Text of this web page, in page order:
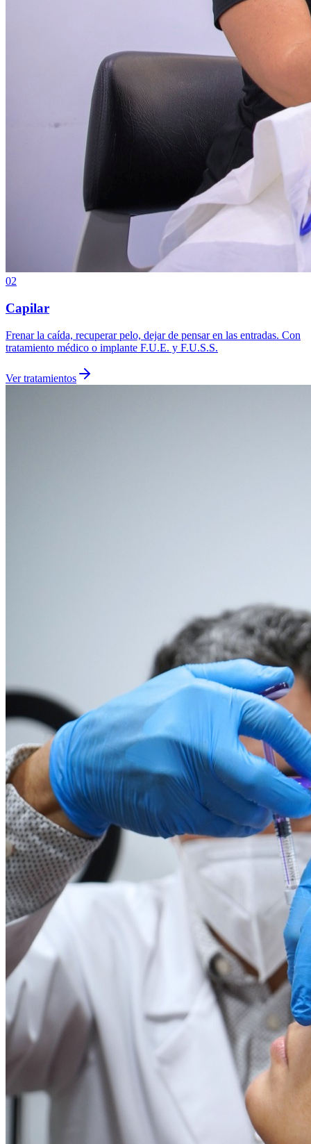
02
Capilar
Frenar la caída, recuperar pelo, dejar de pensar en las entradas. Con
tratamiento médico o implante F.U.E. y F.U.S.S.
Ver tratamientos